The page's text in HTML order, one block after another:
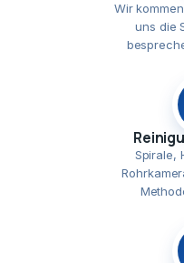
Wir
uns die
Spirale,